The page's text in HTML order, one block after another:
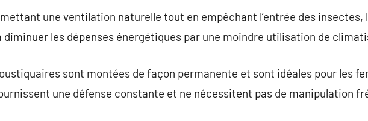
une ventilation naturelle tout en empêchant l’entrée des
diminuer les dépenses énergétiques par une moindre utilisation de
sont montées de façon permanente et sont idéales pour les
une défense constante et ne nécessitent pas de manipulation